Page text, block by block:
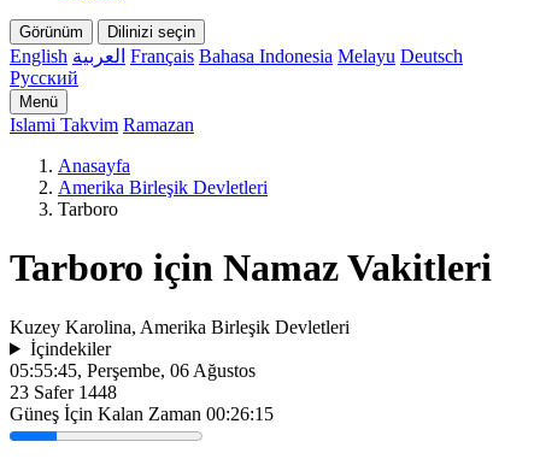
Görünüm Dilinizi seçin
English العربية Français Bahasa Indonesia Melayu Deutsch
Русский
Menü
Islami Takvim Ramazan
Anasayfa
Amerika Birleşik Devletleri
Tarboro
Tarboro için Namaz Vakitleri
Kuzey Karolina, Amerika Birleşik Devletleri
İçindekiler
05:55:45, Perşembe, 06 Ağustos
23 Safer 1448
Güneş İçin Kalan Zaman 00:26:15